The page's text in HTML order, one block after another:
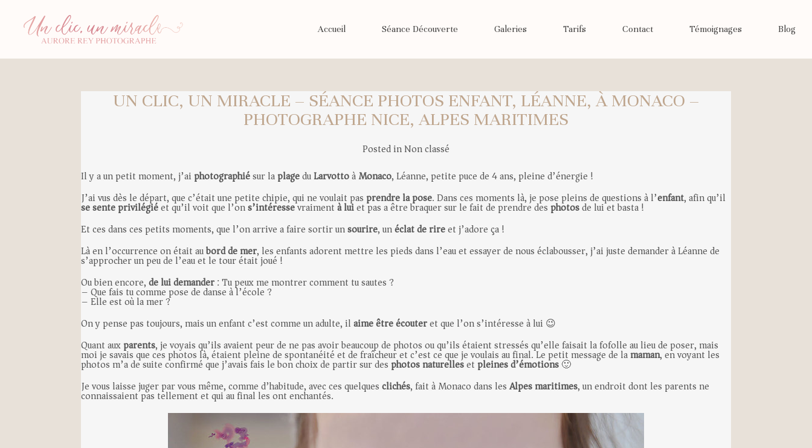
Accueil Séance Découverte Galeries Tarifs Contact Témoignages Blog
UN CLIC, UN MIRACLE – SÉANCE PHOTOS ENFANT, LÉANNE, À MONACO –
PHOTOGRAPHE NICE, ALPES MARITIMES
Posted inNon classé
Il y a un petit moment, j’ai photographiésur laplageduLarvottoàMonaco, Léanne, petite puce de 4 ans, pleine d’énergie !
J’ai vus dès le départ, que c’était une petite chipie, qui ne voulait pas prendre la pose. Dans ces moments là, je pose pleins de questions à l’enfant, afin qu’il
se sente privilégiéet qu’il voit que l’ons’intéressevraimentà luiet pas a être braquer sur le fait de prendre des photosde lui et basta !
Et ces dans ces petits moments, que l’on arrive a faire sortir unsourire, unéclat de rireet j’adore ça !
Là en l’occurrence on était aubord de mer, les enfants adorent mettre les pieds dans l’eau et essayer de nous éclabousser, j’ai juste demander à Léanne de
s’approcher un peu de l’eau et le tour était joué !
Ou bien encore,de lui demander: Tu peux me montrer comment tu sautes ?
– Que fais tu comme pose de danse à l’école ?
– Elle est où la mer ?
On y pense pas toujours, mais un enfant c’est comme un adulte, ilaime être écouteret que l’on s’intéresse à lui 😉
Quant auxparents, je voyais qu’ils avaient peur de ne pas avoir beaucoup de photos ou qu’ils étaient stressés qu’elle faisait la fofolle au lieu de poser, mais
moi je savais que ces photos là, étaient pleine de spontanéité et de fraîcheur et c’est ce que je voulais au final. Le petit message de lamaman, en voyant les
photos m’a de suite confirmé que j’avais fais le bon choix de partir sur des photos naturelleset pleines d’émotions🙂
Je vous laisse juger par vous même, comme d’habitude, avec ces quelquesclichés, fait à Monaco dans lesAlpes maritimes, un endroit dont les parents ne
connaissaient pas tellement et qui au final les ont enchantés.